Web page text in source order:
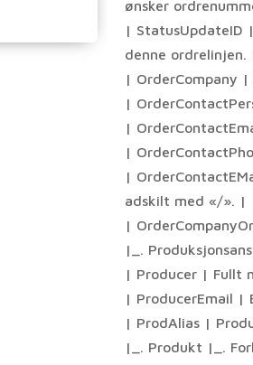
ønsker
| StatusUpdateID
denne ordrelinjen.
| OrderCompany
|
|
|
|
adskilt med «/». |
|
|_.
| Producer | Fullt
| ProducerEmail |
| ProdAlias |
|_. Produkt |_.